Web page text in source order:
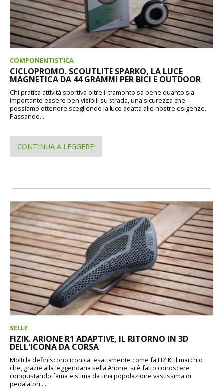
COMPONENTISTICA
CICLOPROMO. SCOUTLITE SPARKO, LA LUCE
MAGNETICA DA 44 GRAMMI PER BICI E OUTDOOR
Chi pratica attività sportiva oltre il tramonto sa bene quanto sia
importante essere ben visibili su strada, una sicurezza che
possiamo ottenere scegliendo la luce adatta alle nostre esigenze.
Passando...
CONTINUA A LEGGERE
SELLE
FIZIK. ARIONE R1 ADAPTIVE, IL RITORNO IN 3D
DELL'ICONA DA CORSA
Molti la definiscono iconica, esattamente come fa FIZIK: il marchio
che, grazie alla leggendaria sella Arione, si è fatto conoscere
conquistando fama e stima da una popolazione vastissima di
pedalatori....